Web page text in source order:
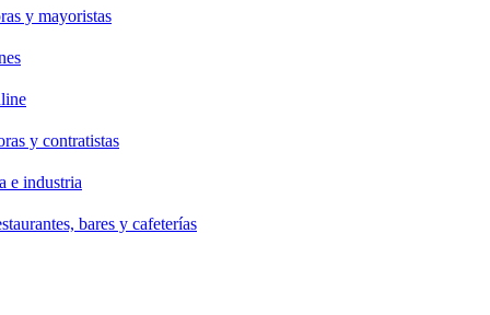
y mayoristas
y contratistas
e industria
bares y cafeterías